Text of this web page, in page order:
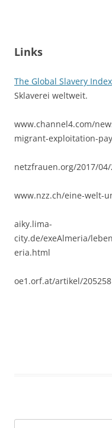
Links
The Global Slavery Index
Sklaverei weltweit.
www.channel4.com/
migrant-exploitation-
netzfrauen.org/2017/
www.nzz.ch/eine-welt-
aiky.lima-
city.de/exeAlmeria/
eria.html
oe1.orf.at/artikel/205258